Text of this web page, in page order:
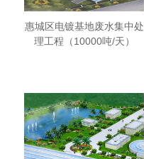
惠城区电镀基地废水集中处
理工程（10000吨/天）